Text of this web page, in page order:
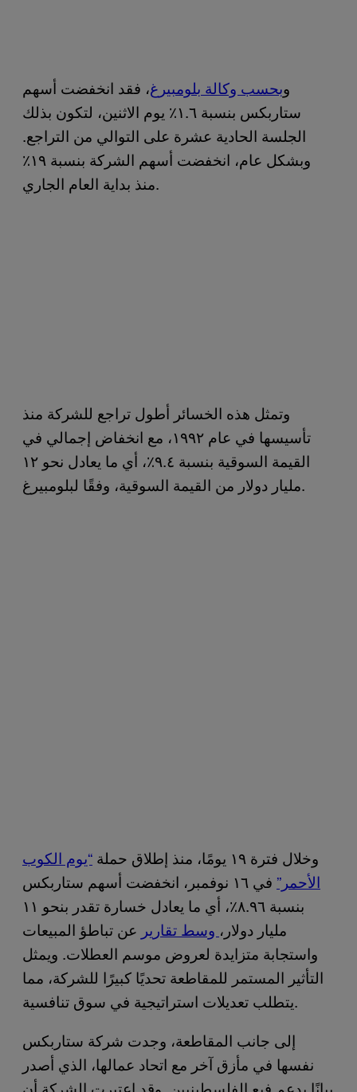
وبحسب وكالة بلومبيرغ، فقد انخفضت أسهم
ستاربكس بنسبة ١.٦٪ يوم الاثنين، لتكون بذلك
الجلسة الحادية عشرة على التوالي من التراجع.
وبشكل عام، انخفضت أسهم الشركة بنسبة ١٩٪
منذ بداية العام الجاري.
وتمثل هذه الخسائر أطول تراجع للشركة منذ
تأسيسها في عام ١٩٩٢، مع انخفاض إجمالي في
القيمة السوقية بنسبة ٩.٤٪، أي ما يعادل نحو ١٢
مليار دولار من القيمة السوقية، وفقًا لبلومبيرغ.
وخلال فترة ١٩ يومًا، منذ إطلاق حملة
“يوم الكوب
الأحمر”
في ١٦ نوفمبر، انخفضت أسهم ستاربكس
بنسبة ٨.٩٦٪، أي ما يعادل خسارة تقدر بنحو ١١
مليار دولار، وسط تقارير عن تباطؤ المبيعات
واستجابة متزايدة لعروض موسم العطلات. ويمثل
التأثير المستمر للمقاطعة تحديًا كبيرًا للشركة، مما
يتطلب تعديلات استراتيجية في سوق تنافسية.
إلى جانب المقاطعة، وجدت شركة ستاربكس
نفسها في مأزق آخر مع اتحاد عمالها، الذي أصدر